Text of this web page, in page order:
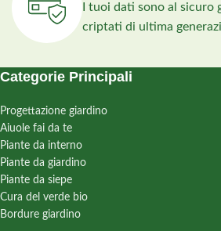
I tuoi dati sono al sicuro
criptati di ultima
Categorie Principali
Progettazione giardino
Aiuole fai da te
Piante da interno
Piante da giardino
Piante da siepe
Cura del verde bio
Bordure giardino